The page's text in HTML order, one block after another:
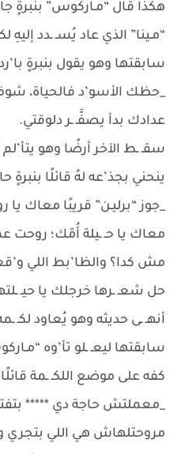
هكذا قال “مـاركوس” بنبرةٍ
“مـينا” الذي عاد يُسـ ـدد
سابقتها وهو يقول بنبرةٍ
_حظك الأسو’د فالحياة،
عدادك بدأ يصفَّـ ـر دلوقتي.
سقـ ـط الآخر أرضًا وهو
ينحني بجذ’عه لهُ قائلًا بنبرةٍ
_جوز “برليـن” قريبًا معاك يا
معاك يا حـ ـيلة أُمّك؛ روحت
مش كدا؟ والظا’بط اللي
حل شعـ ـرها خرجلك يا حيـ
أنهـ ـى حديثه وهو يُعاود
سابقتها ليعـ ـلو تأ’وه
كفه على موضع اللكـ ـمة قائلًا
_معملتش حاجة دي *****
مروحتلهاش هي اللي بتجري